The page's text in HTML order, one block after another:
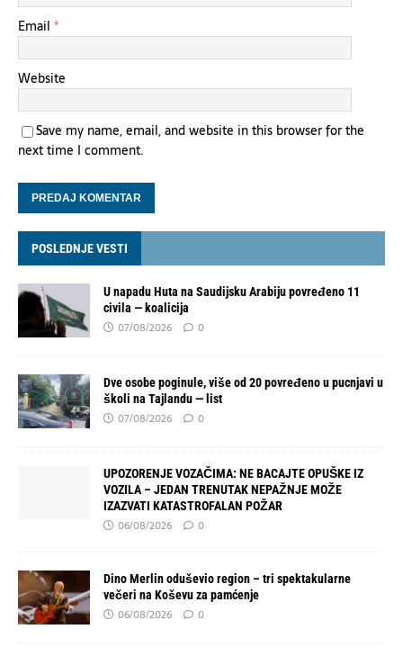
Email *
Website
Save my name, email, and website in this browser for the
next time I comment.
POSLEDNJE VESTI
U napadu Huta na Saudijsku Arabiju povređeno 11
civila — koalicija
07/08/2026 0
Dve osobe poginule, više od 20 povređeno u pucnjavi u
školi na Tajlandu — list
07/08/2026 0
UPOZORENJE VOZAČIMA: NE BACAJTE OPUŠKE IZ
VOZILA – JEDAN TRENUTAK NEPAŽNJE MOŽE
IZAZVATI KATASTROFALAN POŽAR
06/08/2026 0
Dino Merlin oduševio region – tri spektakularne
večeri na Koševu za pamćenje
06/08/2026 0